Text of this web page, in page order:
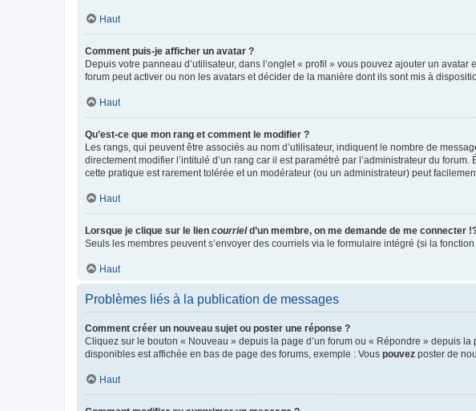
Haut
Comment puis-je afficher un avatar ?
Depuis votre panneau d’utilisateur, dans l’onglet « profil » vous pouvez ajouter un
forum peut activer ou non les avatars et décider de la manière dont ils sont mis à
Haut
Qu’est-ce que mon rang et comment le modifier ?
Les rangs, qui peuvent être associés au nom d’utilisateur, indiquent le nombre de
directement modifier l’intitulé d’un rang car il est paramétré par l’administrateur du
cette pratique est rarement tolérée et un modérateur (ou un administrateur) peut
Haut
Lorsque je clique sur le lien courrield’un membre, on me demande de me connecter
Seuls les membres peuvent s’envoyer des courriels via le formulaire intégré (si la
Haut
Problèmes liés à la publication de messages
Comment créer un nouveau sujet ou poster une réponse ?
Cliquez sur le bouton « Nouveau » depuis la page d’un forum ou « Répondre » depuis
disponibles est affichée en bas de page des forums, exemple : Vous pouvez poster de
Haut